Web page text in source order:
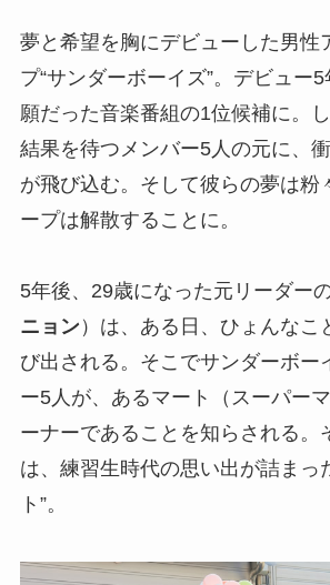
夢と希望を胸にデビューした男性
プ“サンダーボーイズ”。デビュー
願だった音楽番組の1位候補に。
結果を待つメンバー5人の元に、
が飛び込む。そして彼らの夢は粉
ープは解散することに。
5年後、29歳になった元リーダー
ニョン）は、ある日、ひょんなこ
び出される。そこでサンダーボー
ー5人が、あるマート（スーパー
ーナーであることを知らされる。
は、練習生時代の思い出が詰まっ
ト”。